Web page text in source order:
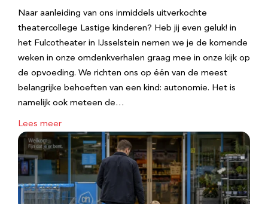
Naar aanleiding van ons inmiddels uitverkochte
theatercollege Lastige kinderen? Heb jij even geluk! in
het Fulcotheater in IJsselstein nemen we je de komende
weken in onze omdenkverhalen graag mee in onze kijk op
de opvoeding. We richten ons op één van de meest
belangrijke behoeften van een kind: autonomie. Het is
namelijk ook meteen de…
Lees meer